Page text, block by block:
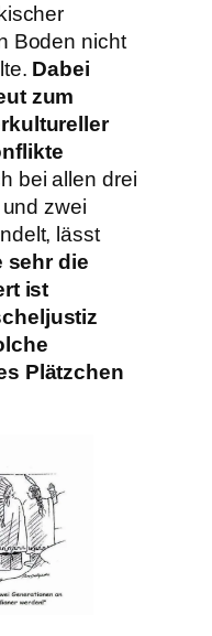
Boden nicht
Dabei
zum
bei allen drei
zwei
lässt
sehr die
ist
Plätzchen